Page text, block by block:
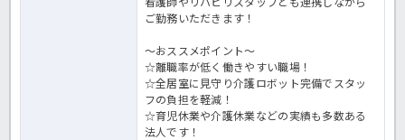
ご勤務いただきます！
～おススメポイント～
☆離職率が低く働きやすい職場！
☆全居室に見守り介護ロボット完備でスタッ
フの負担を軽減！
☆育児休業や介護休業などの実績も多数ある
法人です！